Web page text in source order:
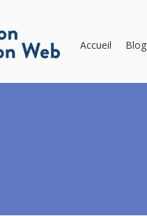
Accueil Blog